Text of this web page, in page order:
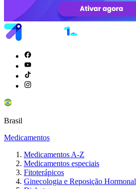
Brasil
Medicamentos
Medicamentos A-Z
Medicamentos especiais
Fitoterápicos
Ginecologia e Reposição Hormonal